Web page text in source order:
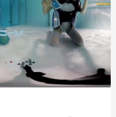
b1c8-41ba-